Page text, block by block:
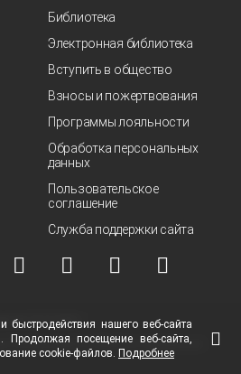
Библиотека
Электронная библиотека
Вступить в общество
Взносы и пожертвования
Программы лояльности
Обработка персональных
данных
Пользовательское
соглашение
Служба поддержки сайта
2013-2026 г.
Политика защиты и обработки персональных
быстродействия нашего веб-сайта
Продолжая посещение веб-сайта,
cookie-файлов. Подробнее